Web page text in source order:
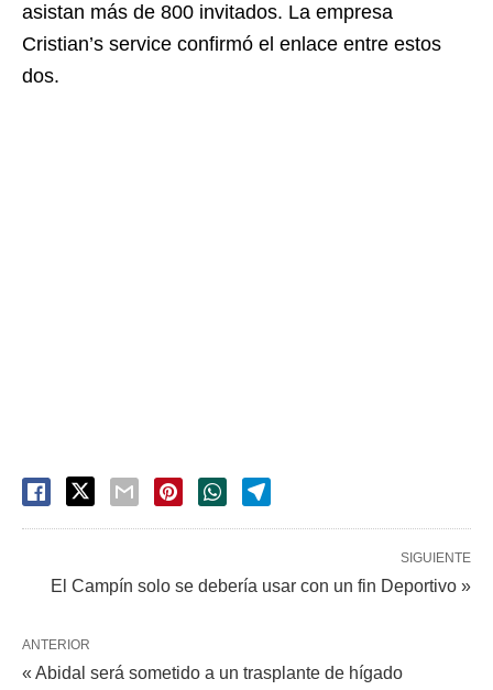
asistan más de 800 invitados. La empresa
Cristian’s service confirmó el enlace entre estos
dos.
SIGUIENTE
El Campín solo se debería usar con un fin Deportivo »
ANTERIOR
« Abidal será sometido a un trasplante de hígado